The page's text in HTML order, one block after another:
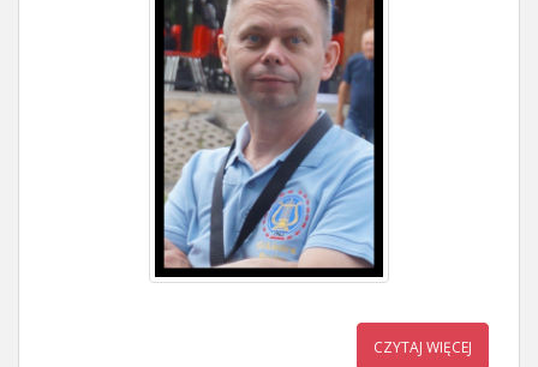
CZYTAJ WIĘCEJ